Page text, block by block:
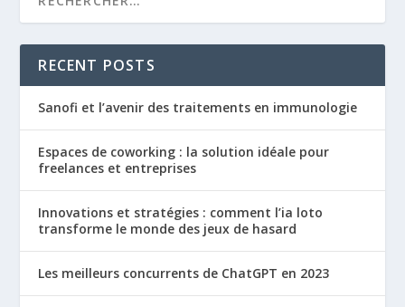
RECENT POSTS
Sanofi et l’avenir des traitements en immunologie
Espaces de coworking : la solution idéale pour
freelances et entreprises
Innovations et stratégies : comment l’ia loto
transforme le monde des jeux de hasard
Les meilleurs concurrents de ChatGPT en 2023